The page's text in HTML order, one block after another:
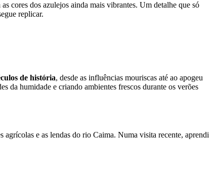
cores dos azulejos ainda mais vibrantes. Um detalhe que só
replicar.
de história, desde as influências mouriscas até ao apogeu
da humidade e criando ambientes frescos durante os verões
agrícolas e as lendas do rio Caima. Numa visita recente, aprendi